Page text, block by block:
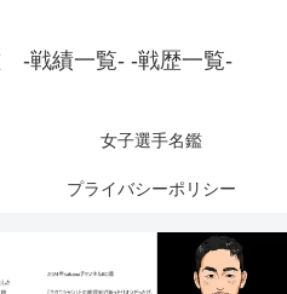
-戦績一覧- -戦歴一覧-
女子選手名鑑
プライバシーポリシー